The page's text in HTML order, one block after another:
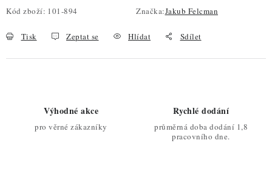
Kód zboží: 101-894 Značka:Jakub Felcman
Tisk Zeptat se Hlídat Sdílet
Výhodné akce
pro věrné zákazníky
Rychlé dodání
průměrná doba dodání 1,8
pracovního dne.